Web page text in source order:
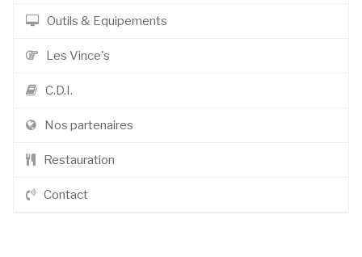
Outils & Equipements
Les Vince's
C.D.I.
Nos partenaires
Restauration
Contact